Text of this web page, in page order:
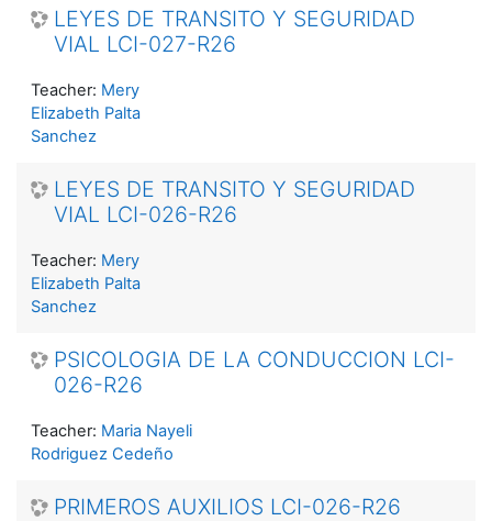
LEYES DE TRANSITO Y SEGURIDAD
VIAL LCI-027-R26
Teacher: Mery
Elizabeth Palta
Sanchez
LEYES DE TRANSITO Y SEGURIDAD
VIAL LCI-026-R26
Teacher: Mery
Elizabeth Palta
Sanchez
PSICOLOGIA DE LA CONDUCCION LCI-
026-R26
Teacher: Maria Nayeli
Rodriguez Cedeño
PRIMEROS AUXILIOS LCI-026-R26